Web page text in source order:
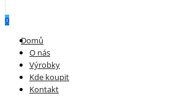
0
Domů
O nás
Výrobky
Kde koupit
Kontakt